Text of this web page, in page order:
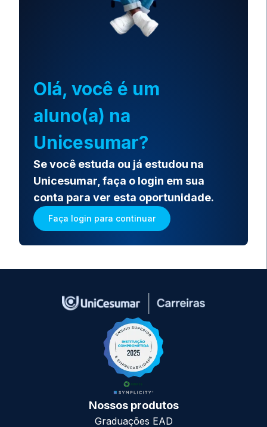
Olá, você é um
aluno(a) na
Unicesumar?
Se você estuda ou já estudou na
Unicesumar, faça o login em sua
conta para ver esta oportunidade.
Faça login para continuar
Nossos produtos
Graduações EAD